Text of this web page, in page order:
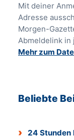
Mit deiner
Adresse
Morgen-
Abmeldelink in
Mehr zum
Beliebte
24 Stunden